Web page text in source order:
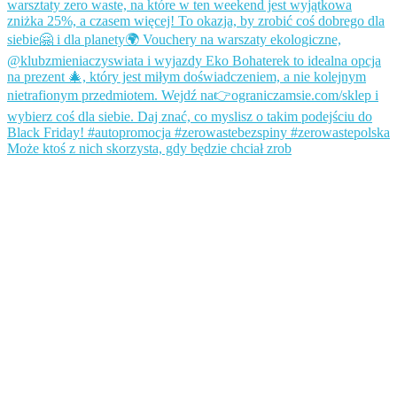
Może ktoś z nich skorzysta, gdy będzie chciał zrob